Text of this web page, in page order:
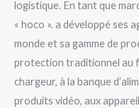
logistique. En tant que
« hoco ». a développé ses
monde et sa gamme de
protection traditionnel au
chargeur, à la banque
produits vidéo, aux